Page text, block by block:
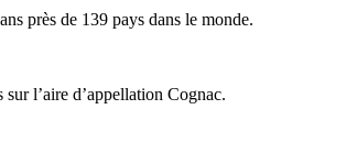
près de 139 pays dans le monde.
l’aire d’appellation Cognac.